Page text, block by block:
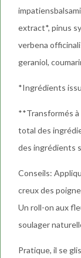
extract*, pinus
verbena
geraniol,
*Ingrédients
**Transformés à
total des
des ingrédients
Conseils:
creux des
Un roll-on aux
soulager
Pratique, il se